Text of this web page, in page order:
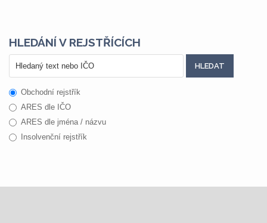
HLEDÁNÍ V REJSTŘÍCÍCH
Obchodní rejstřík
ARES dle IČO
ARES dle jména / názvu
Insolvenční rejstřík